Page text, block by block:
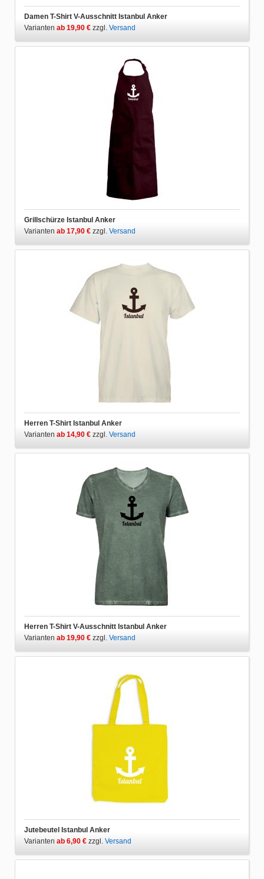
Damen T-Shirt V-Ausschnitt Istanbul Anker
Varianten ab 19,90 € zzgl. Versand
Grillschürze Istanbul Anker
Varianten ab 17,90 € zzgl. Versand
Herren T-Shirt Istanbul Anker
Varianten ab 14,90 € zzgl. Versand
Herren T-Shirt V-Ausschnitt Istanbul Anker
Varianten ab 19,90 € zzgl. Versand
Jutebeutel Istanbul Anker
Varianten ab 6,90 € zzgl. Versand